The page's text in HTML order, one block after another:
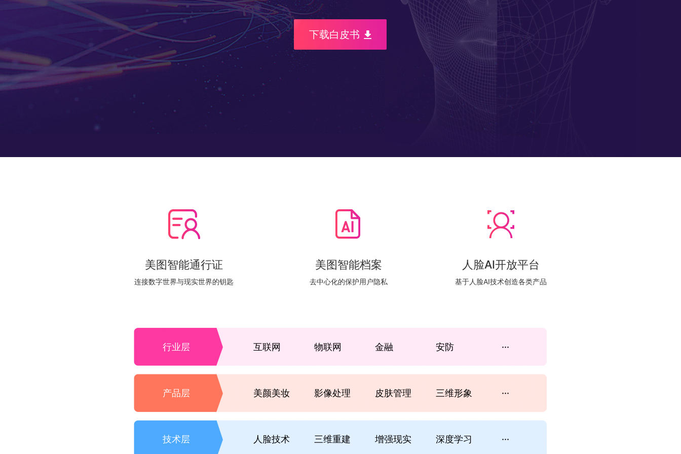
下载白皮书
美图智能通行证
连接数字世界与现实世界的钥匙
美图智能档案
去中心化的保护用户隐私
人脸AI开放平台
基于人脸AI技术创造各类产品
行业层 互联网 物联网 金融 安防 ···
产品层 美颜美妆 影像处理 皮肤管理 三维形象 ···
技术层 人脸技术 三维重建 增强现实 深度学习 ···